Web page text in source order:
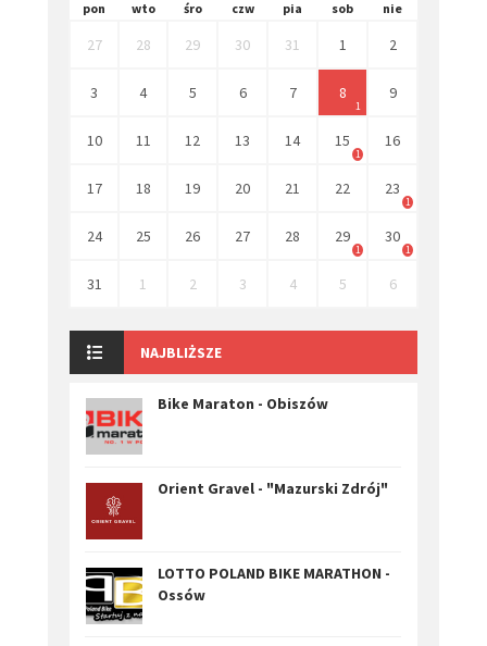
pon wto śro czw pia sob nie
27 28 29 30 31 1 2
3 4 5 6 7 8
1
9
10 11 12 13 14 15
1
16
17 18 19 20 21 22 23
1
24 25 26 27 28 29
1
30
1
31 1 2 3 4 5 6
NAJBLIŻSZE
Bike Maraton - Obiszów
Orient Gravel - "Mazurski Zdrój"
LOTTO POLAND BIKE MARATHON -
Ossów